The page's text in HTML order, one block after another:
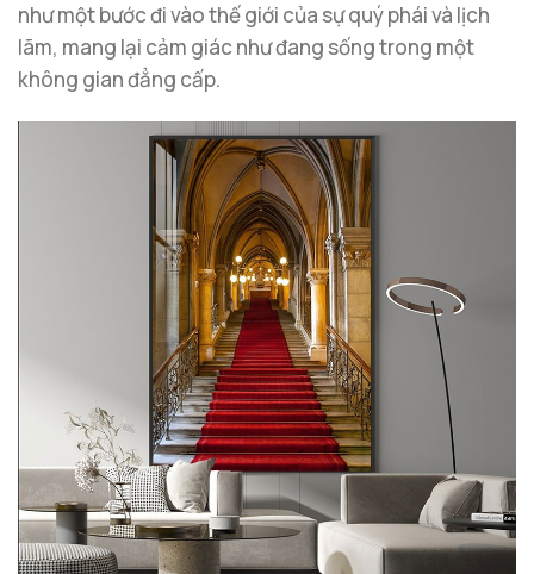
như một bước đi vào thế giới của sự quý phái và lịch
lãm, mang lại cảm giác như đang sống trong một
không gian đẳng cấp.